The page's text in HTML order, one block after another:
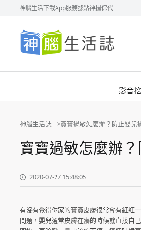
神腦生活下載App服務據點神揚保代
神
腦
生
活
影音
神腦生活誌 寶寶過敏怎麼辦？防止嬰兒
寶寶過敏怎麼辦
2020-07-27 15:48:05
有沒有覺得你家的寶寶皮膚很常會有紅紅
問題，嬰兒通常皮膚在癢的時候就直接自